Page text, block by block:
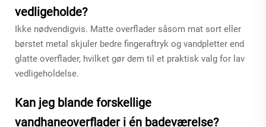
vedligeholde?
Ikke nødvendigvis. Matte overflader såsom mat sort eller
børstet metal skjuler bedre fingeraftryk og vandpletter end
glatte overflader, hvilket gør dem til et praktisk valg for lav
vedligeholdelse.
Kan jeg blande forskellige
vandhaneoverflader i én badeværelse?